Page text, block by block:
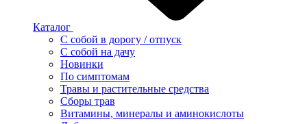
Каталог
С собой в дорогу / отпуск
С собой на дачу
Новинки
По симптомам
Травы и растительные средства
Сборы трав
Витамины, минералы и аминокислоты